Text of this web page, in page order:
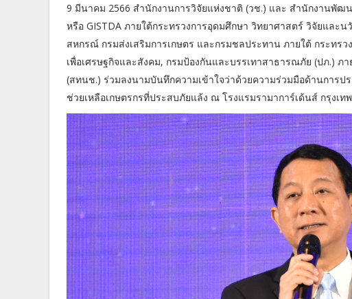
9 มีนาคม 2566 สํานักงานการวิจัยแห่งชาติ (วช.) และ สํานักงานพัฒ
หรือ GISTDA ภายใต้กระทรวงการอุดมศึกษา วิทยาศาสตร์ วิจัยและ
สหกรณ์ กรมส่งเสริมการเกษตร และกรมชลประทาน ภายใต้ กระทร
เพื่อเศรษฐกิจและสังคม, กรมป้องกันและบรรเทาสาธารณภัย (ปภ.)
(สทนช.) ร่วมลงนามบันทึกความเข้าใจว่าด้วยความร่วมมือด้านการ
ช่วยเหลือเกษตรกรที่ประสบภัยแล้ง ณ โรงแรมรามาการ์เด้นส์ กรุงเท